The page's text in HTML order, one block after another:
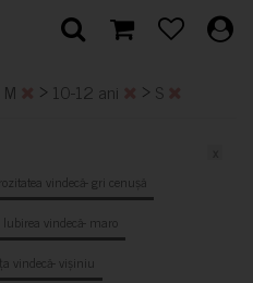
M > 10-12 ani > S
vindecă- gri cenușă
Iubirea vindecă- maro
vindecă- vișiniu